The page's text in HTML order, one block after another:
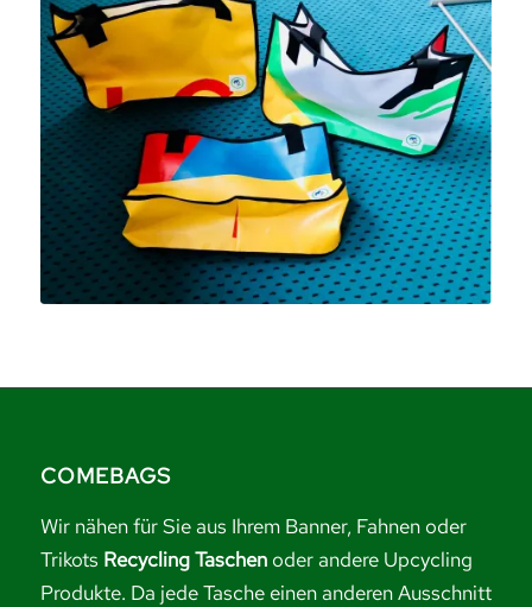
COMEBAGS
Wir nähen für Sie aus Ihrem Banner, Fahnen oder
Trikots Recycling Taschenoder andere Upcycling
Produkte. Da jede Tasche einen anderen Ausschnitt